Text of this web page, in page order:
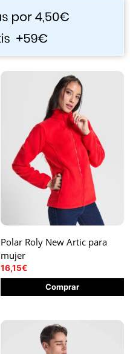
Polar Roly New Artic para
mujer
16,15€
Comprar